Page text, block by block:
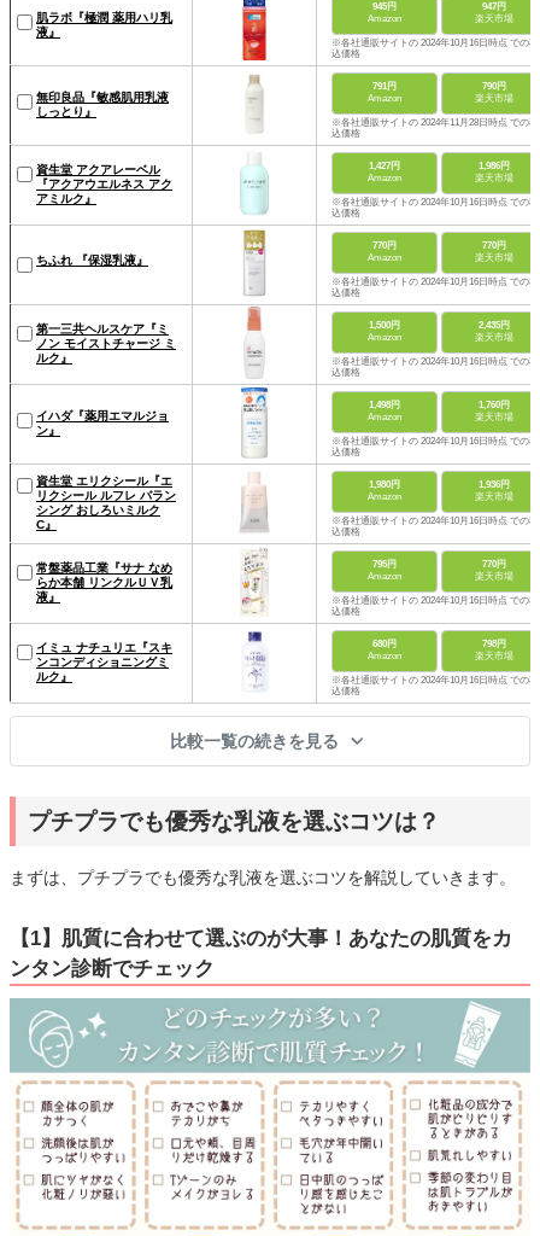
肌ラボ『極潤 薬用ハリ乳
液』
945円
Amazon
947円
楽天市場
※各社通販サイトの 2024年10月16日時点 での税
込価格
無印良品『敏感肌用乳液
しっとり』
791円
Amazon
790円
楽天市場
※各社通販サイトの 2024年11月28日時点 での税
込価格
資生堂 アクアレーベル
『アクアウエルネス アク
アミルク』
1,427円
Amazon
1,986円
楽天市場
※各社通販サイトの 2024年10月16日時点 での税
込価格
ちふれ 『保湿乳液』
770円
Amazon
770円
楽天市場
※各社通販サイトの 2024年10月16日時点 での税
込価格
第一三共ヘルスケア『ミ
ノン モイストチャージ ミ
ルク』
1,500円
Amazon
2,435円
楽天市場
※各社通販サイトの 2024年10月16日時点 での税
込価格
イハダ『薬用エマルジョ
ン』
1,498円
Amazon
1,760円
楽天市場
※各社通販サイトの 2024年10月16日時点 での税
込価格
資生堂 エリクシール『エ
リクシール ルフレ バラン
シング おしろいミルク
C』
1,980円
Amazon
1,936円
楽天市場
※各社通販サイトの 2024年10月16日時点 での税
込価格
常盤薬品工業『サナ なめ
らか本舗 リンクルＵＶ乳
液』
795円
Amazon
770円
楽天市場
※各社通販サイトの 2024年10月16日時点 での税
込価格
イミュ ナチュリエ『スキ
ンコンディショニングミ
ルク』
680円
Amazon
798円
楽天市場
※各社通販サイトの 2024年10月16日時点 での税
込価格
比較一覧の続きを見る
プチプラでも優秀な乳液を選ぶコツは？
まずは、プチプラでも優秀な乳液を選ぶコツを解説していきます。
【1】肌質に合わせて選ぶのが大事！あなたの肌質をカ
ンタン診断でチェック